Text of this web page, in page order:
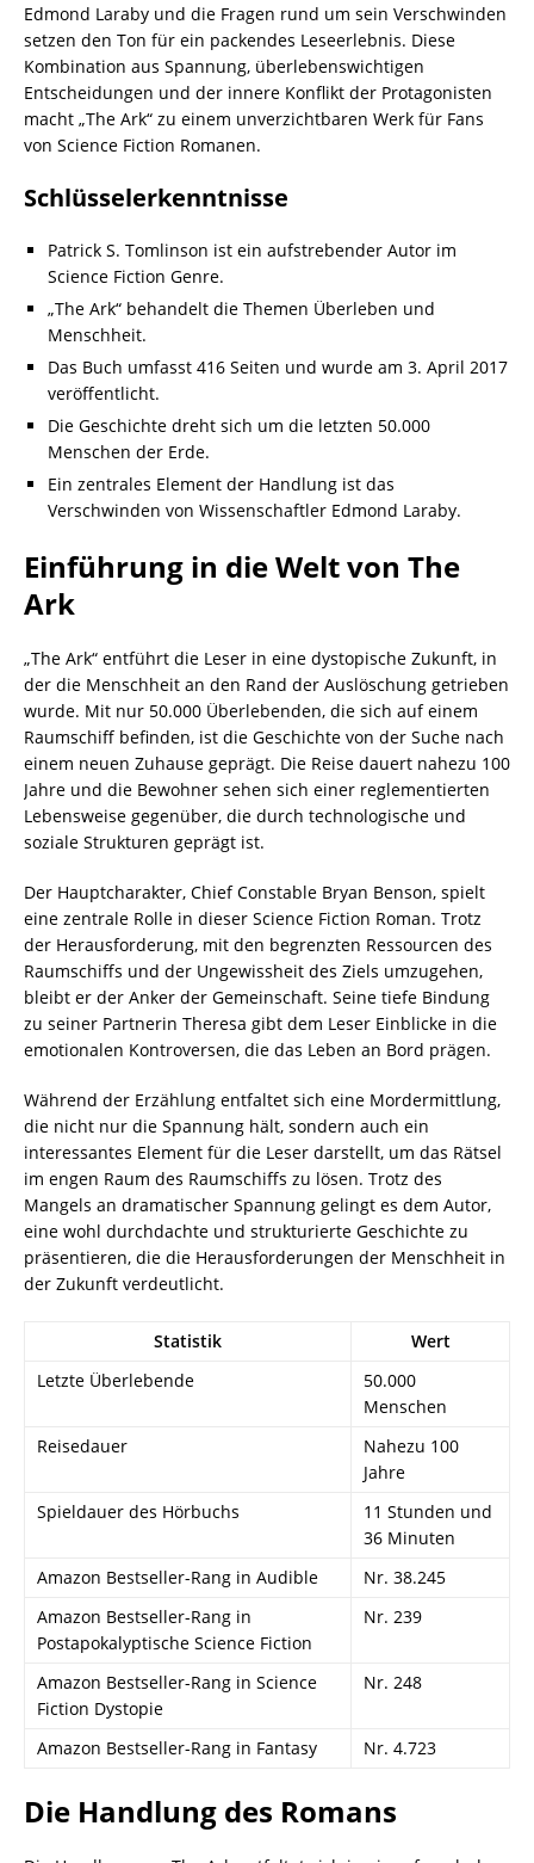
Edmond Laraby und die Fragen rund um sein Verschwinden
setzen den Ton für ein packendes Leseerlebnis. Diese
Kombination aus Spannung, überlebenswichtigen
Entscheidungen und der innere Konflikt der Protagonisten
macht „The Ark“ zu einem unverzichtbaren Werk für Fans
von Science Fiction Romanen.
Schlüsselerkenntnisse
Patrick S. Tomlinson ist ein aufstrebender Autor im
Science Fiction Genre.
„The Ark“ behandelt die Themen Überleben und
Menschheit.
Das Buch umfasst 416 Seiten und wurde am 3. April 2017
veröffentlicht.
Die Geschichte dreht sich um die letzten 50.000
Menschen der Erde.
Ein zentrales Element der Handlung ist das
Verschwinden von Wissenschaftler Edmond Laraby.
Einführung in die Welt von The
Ark
„The Ark“ entführt die Leser in eine dystopische Zukunft, in
der die Menschheit an den Rand der Auslöschung getrieben
wurde. Mit nur 50.000 Überlebenden, die sich auf einem
Raumschiff befinden, ist die Geschichte von der Suche nach
einem neuen Zuhause geprägt. Die Reise dauert nahezu 100
Jahre und die Bewohner sehen sich einer reglementierten
Lebensweise gegenüber, die durch technologische und
soziale Strukturen geprägt ist.
Der Hauptcharakter, Chief Constable Bryan Benson, spielt
eine zentrale Rolle in dieser Science Fiction Roman. Trotz
der Herausforderung, mit den begrenzten Ressourcen des
Raumschiffs und der Ungewissheit des Ziels umzugehen,
bleibt er der Anker der Gemeinschaft. Seine tiefe Bindung
zu seiner Partnerin Theresa gibt dem Leser Einblicke in die
emotionalen Kontroversen, die das Leben an Bord prägen.
Während der Erzählung entfaltet sich eine Mordermittlung,
die nicht nur die Spannung hält, sondern auch ein
interessantes Element für die Leser darstellt, um das Rätsel
im engen Raum des Raumschiffs zu lösen. Trotz des
Mangels an dramatischer Spannung gelingt es dem Autor,
eine wohl durchdachte und strukturierte Geschichte zu
präsentieren, die die Herausforderungen der Menschheit in
der Zukunft verdeutlicht.
Statistik
Wert
Letzte Überlebende
50.000
Menschen
Reisedauer
Nahezu 100
Jahre
Spieldauer des Hörbuchs
11 Stunden und
36 Minuten
Amazon Bestseller-Rang in Audible
Nr. 38.245
Amazon Bestseller-Rang in
Postapokalyptische Science Fiction
Nr. 239
Amazon Bestseller-Rang in Science
Fiction Dystopie
Nr. 248
Amazon Bestseller-Rang in Fantasy Nr. 4.723
Die Handlung des Romans